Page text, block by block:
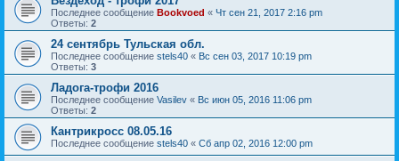
Последнее сообщение Bookvoed « Чт сен 21, 2017 2:16 pm
Ответы: 2
24 сентябрь Тульская обл.
Последнее сообщение stels40 « Вс сен 03, 2017 10:19 pm
Ответы: 3
Ладога-трофи 2016
Последнее сообщение Vasilev « Вс июн 05, 2016 11:06 pm
Ответы: 2
Кантрикросс 08.05.16
Последнее сообщение stels40 « Сб апр 02, 2016 12:00 pm